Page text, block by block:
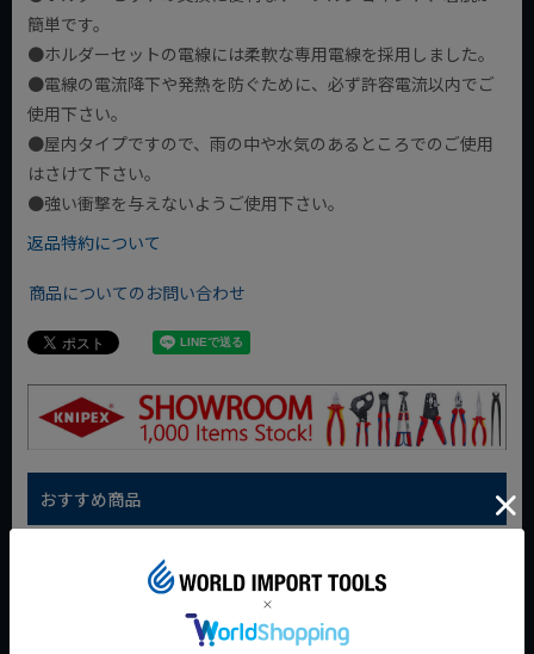
簡単です。
●ホルダーセットの電線には柔軟な専用電線を採用しました。
●電線の電流降下や発熱を防ぐために、必ず許容電流以内でご
使用下さい。
●屋内タイプですので、雨の中や水気のあるところでのご使用
はさけて下さい。
●強い衝撃を与えないようご使用下さい。
返品特約について
商品についてのお問い合わせ
おすすめ商品